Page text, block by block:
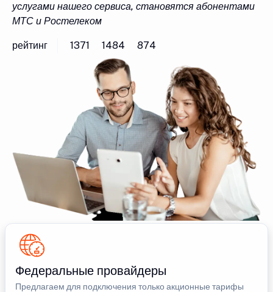
услугами нашего сервиса, становятся абонентами
МТС и Ростелеком
рейтинг 1371 1484 874
Федеральные провайдеры
Предлагаем для подключения только акционные тарифы